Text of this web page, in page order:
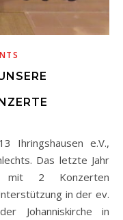
Das letzte Jahr
mit 2 Konzerten
in der ev.
Johanniskirche in